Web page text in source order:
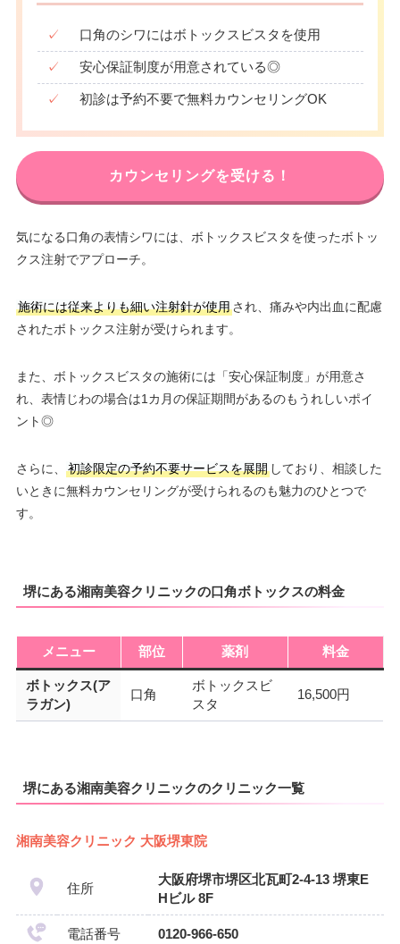
✓ 口角のシワにはボトックスビスタを使用
✓ 安心保証制度が用意されている◎
✓ 初診は予約不要で無料カウンセリングOK
カウンセリングを受ける！
気になる口角の表情シワには、ボトックスビスタを使ったボトッ
クス注射でアプローチ。
施術には従来よりも細い注射針が使用され、痛みや内出血に配慮
されたボトックス注射が受けられます。
また、ボトックスビスタの施術には「安心保証制度」が用意さ
れ、表情じわの場合は1カ月の保証期間があるのもうれしいポイ
ント◎
さらに、 初診限定の予約不要サービスを展開しており、相談した
いときに無料カウンセリングが受けられるのも魅力のひとつで
す。
堺にある湘南美容クリニックの口角ボトックスの料金
メニュー 部位 薬剤 料金
ボトックス(ア
ラガン)
口角
ボトックスビ
スタ
16,500円
堺にある湘南美容クリニックのクリニック一覧
湘南美容クリニック 大阪堺東院
住所
大阪府堺市堺区北瓦町2-4-13 堺東E
Hビル 8F
電話番号 0120-966-650